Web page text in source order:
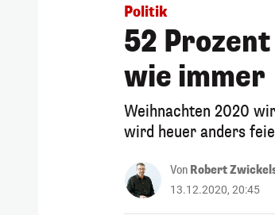
Politik
52
wie immer
Weihnachten 2020
wird heuer anders
Von Robert
13.12.2020, 20:45